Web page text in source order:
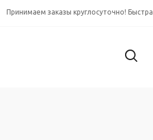
Принимаем заказы круглосуточно!